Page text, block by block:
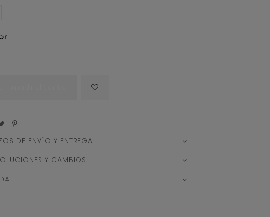
DE ENVÍO Y ENTREGA
Y CAMBIOS